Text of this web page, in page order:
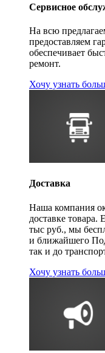
Сервисное
На всю
предоставляем
обеспечивает
ремонт.
Хочу узнать
Доставка
Наша компания
доставке
тыс руб., мы
и ближайшего
так и до
Хочу узнать